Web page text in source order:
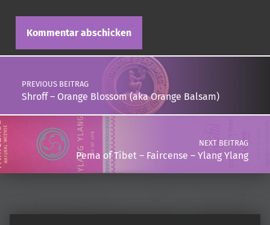
Post navigation
PREVIOUS BEITRAG
Shroff – Orange Blossom (aka Orange Balsam)
NEXT BEITRAG
Pema of Tibet – Faircense – Ylang Ylang